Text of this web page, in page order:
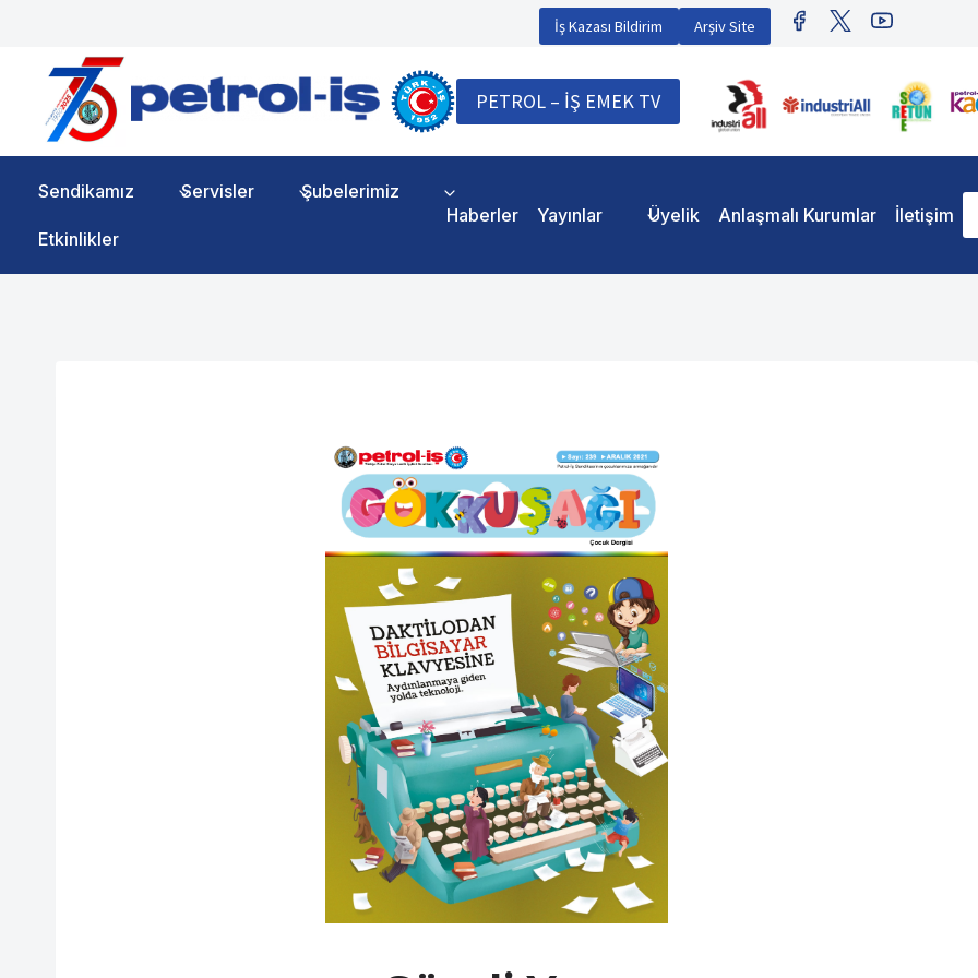
content
İş Kazası Bildirim Arşiv Site
PETROL – İŞ EMEK TV
Sendikamız Servisler Şubelerimiz
Etkinlikler
Haberler Yayınlar Üyelik Anlaşmalı Kurumlar İletişim